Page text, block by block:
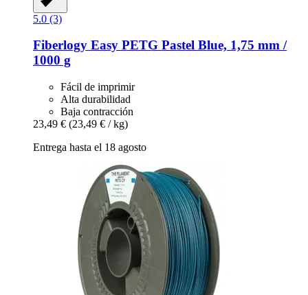
5.0 (3)
Fiberlogy Easy PETG Pastel Blue, 1,75 mm /
1000 g
Fácil de imprimir
Alta durabilidad
Baja contracción
23,49 € (23,49 € / kg)
Entrega hasta el 18 agosto